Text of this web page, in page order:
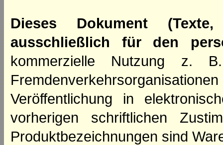
Dieses Dokument
ausschließlich für den
kommerzielle Nutzung z.
Veröffentlichung in
vorherigen schriftlichen
Produktbezeichnungen sind